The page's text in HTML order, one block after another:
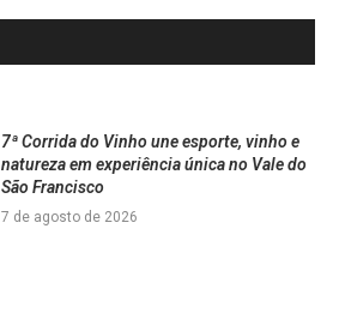
7ª Corrida do Vinho une esporte, vinho e
natureza em experiência única no Vale do
São Francisco
7 de agosto de 2026